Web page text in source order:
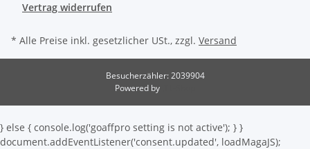
Vertrag widerrufen
* Alle Preise inkl. gesetzlicher USt., zzgl. Versand
Besucherzähler: 2039904
Powered by
} else { console.log('goaffpro setting is not active'); } }
document.addEventListener('consent.updated', loadMagaJS);